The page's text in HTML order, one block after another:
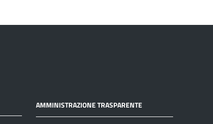
AMMINISTRAZIONE TRASPARENTE